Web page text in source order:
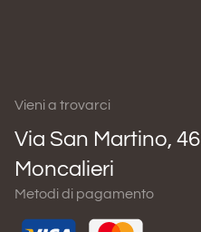
Vieni a trovarci
Via San Martino, 46
Moncalieri
Metodi di pagamento